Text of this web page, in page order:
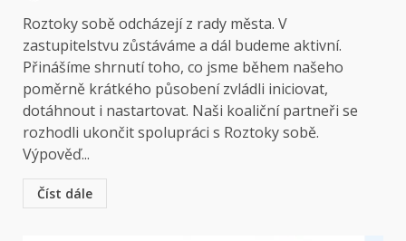
Roztoky sobě odcházejí z rady města. V
zastupitelstvu zůstáváme a dál budeme aktivní.
Přinášíme shrnutí toho, co jsme během našeho
poměrně krátkého působení zvládli iniciovat,
dotáhnout i nastartovat. Naši koaliční partneři se
rozhodli ukončit spolupráci s Roztoky sobě.
Výpověď...
Číst dále